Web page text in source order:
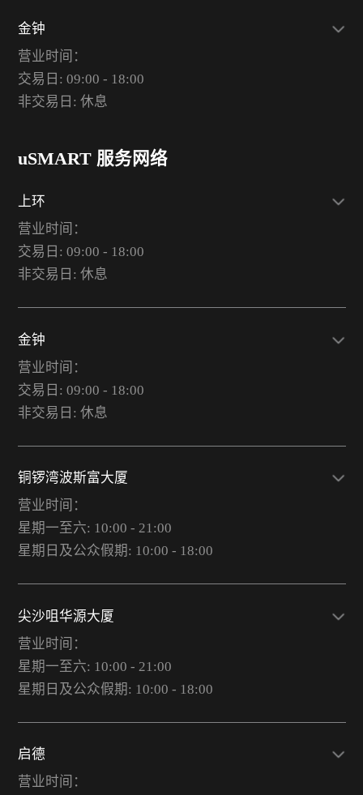
金钟
营业时间：
交易日: 09:00 - 18:00
非交易日: 休息
uSMART 服务网络
上环
营业时间：
交易日: 09:00 - 18:00
非交易日: 休息
金钟
营业时间：
交易日: 09:00 - 18:00
非交易日: 休息
铜锣湾波斯富大厦
营业时间：
星期一至六: 10:00 - 21:00
星期日及公众假期: 10:00 - 18:00
尖沙咀华源大厦
营业时间：
星期一至六: 10:00 - 21:00
星期日及公众假期: 10:00 - 18:00
启德
营业时间：